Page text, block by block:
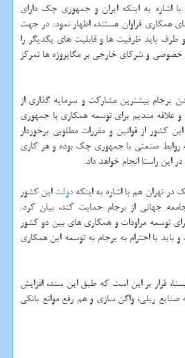
اشاره به اینكه ایران و جمهوری چك دارای
همكاری فراوان هستند، اظهار نمود: در جهت
باید ظرفیت ها و قابلیت های یكدیگر را
و شركای خارجی بر مگاپروژه ها تمركز
برجام بیشترین مشاركت و سرمایه گذاری از
و علاقه مندیم برای توسعه همكاری با جمهوری
كشور از قوانین و مقررات مطلوبی برخوردار
روابط صنعتی با جمهوری چك بوده و هر كاری
این راستا انجام خواهد داد.
تهران هم با اشاره به اینكه دولتاین كشور
جهانی از برجام حمایت كند، بیان كرد:
توسعه مراودات و همكاری های بین دو كشور
با احترام به برجام به توسعه این همكاری
قرار بر این است كه طبق این سند، افزایش
ریلی، واگن سازی و هم رفع موانع بانكی